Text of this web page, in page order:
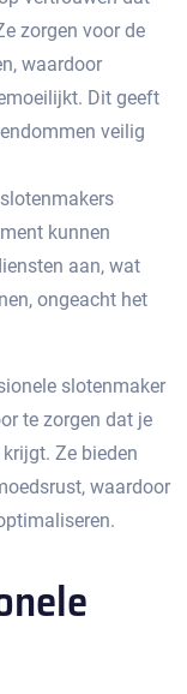
zorgen voor de
waardoor
Dit geeft
veilig
kunnen
aan, wat
ongeacht het
slotenmaker
te zorgen dat je
Ze bieden
waardoor